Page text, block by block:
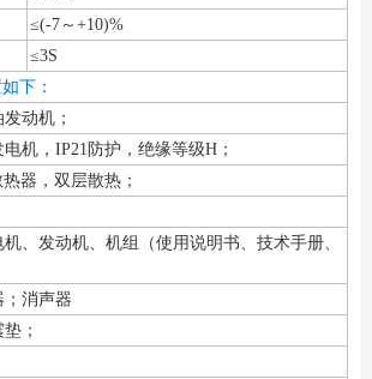
≤(-7～+10)%
≤3S
下：
动机；
机，IP21防护，绝缘等级H；
器，双层散热；
、发动机、机组（使用说明书、技术手册、
；消声器
；